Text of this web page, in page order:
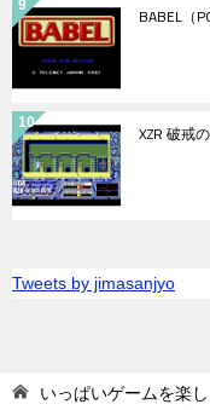
BABEL（
XZR 破戒
Tweets by jimasanjyo
いっぱいゲームを楽し